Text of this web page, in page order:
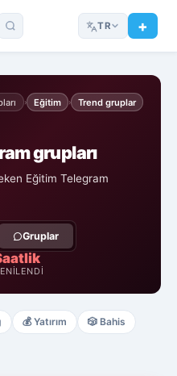
TR
› Eğitim › Trend gruplar
grupları
Eğitim Telegram
Gruplar
💰 Yatırım 🎲 Bahis